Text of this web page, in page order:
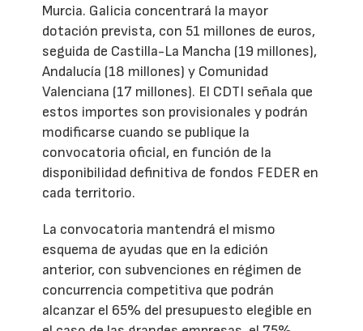
Murcia. Galicia concentrará la mayor
dotación prevista, con 51 millones de euros,
seguida de Castilla-La Mancha (19 millones),
Andalucía (18 millones) y Comunidad
Valenciana (17 millones). El CDTI señala que
estos importes son provisionales y podrán
modificarse cuando se publique la
convocatoria oficial, en función de la
disponibilidad definitiva de fondos FEDER en
cada territorio.
La convocatoria mantendrá el mismo
esquema de ayudas que en la edición
anterior, con subvenciones en régimen de
concurrencia competitiva que podrán
alcanzar el 65% del presupuesto elegible en